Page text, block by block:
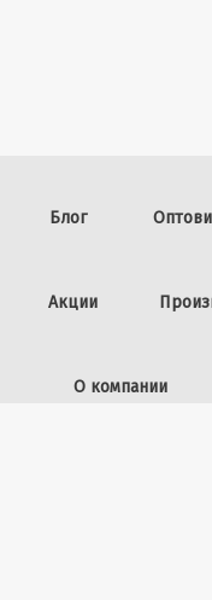
Блог
Акции
О компании